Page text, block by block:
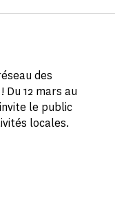
des
12 mars au
le public
locales.